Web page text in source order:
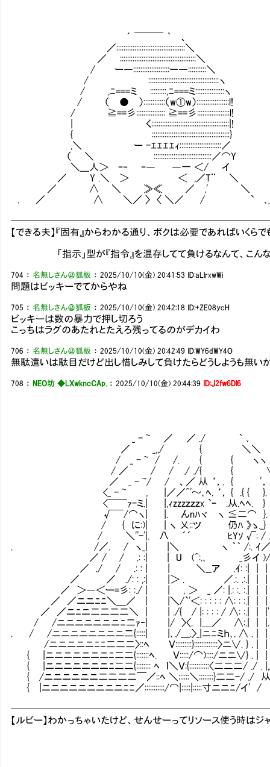
´ ￣￣￣ ｀ 、
／::::::::::::::::::::::::::::::::::::::＼
／ ::::::::::::::::::::::::::::::::::::::::::＼
/ ー―::::::::::::::::::::ー―::::::::::＼
/ :::::::::::::::::::::::::::::::::::::::ヽ
/ ,ﾆ===ミ :::::::::,ﾆ===ミ::::::::::::::::ヽ
/ （ ● ）::::::::::::（w①w）::::::::::::::::::l!
/ ≧==彡:::::::::::::::: ≧==彡::::::::::::::::::l!
| く:::::::::::::::::::::::::::::::::::::::::::|!
{ :::::::::::::::::::::::::::::::::::::::::::}
,＼ ー -ｴｴｴｴｨ:::::::::::::::::::::::／
（ ＼ ::::::::::::::::::::::::::::::::／⌒Y
＼___人＞ ｰ‐ ｰ― ―一 ＜/ イ
／ Y .＼ ＞ ＜ ,／T¨ ＼
／ ∧ ＼ ≫≪ ／ ,' ＼
. ／ ∧ ＼／ 〉 〈 ＼／ / ` ､
【できる夫】『固有』からわかる通り、ボクは必要であればいくら
「指示」型が『指令』を温存してて負けるなんて、こんな
704 ： 名無しさん＠狐板 ：2025/10/10(金) 20:41:53 ID:aLlrxwWi
問題はビッキーでてからやね
705 ： 名無しさん＠狐板 ：2025/10/10(金) 20:42:18 ID:+ZE08ycH
ビッキーは数の暴力で押し切ろう
こっちはラグのあたれとたえろ残ってるのがデカイわ
706 ： 名無しさん＠狐板 ：2025/10/10(金) 20:42:49 ID:WY6dWY4O
無駄遣いは駄目だけど出し惜しみして負けたらどうしようも無い
708 ： NEO坊 ◆LXwkncCAp. ：2025/10/10(金) 20:44:39 ID:J2fw6Dl6
_ - ~ ／ ／ ./ ｀ ､
／ _,,/ { ＼＼
/ _ - ~ / /. { { ヽヽ
/ ／ / / ./ ./{ {
／ _ - ~/ / 、／ 从 ‘，. { '，
<_ - ~ , |／／^'～､ﾍ. ‘， { .{ {
<￣￣ｧ-ミ.| |,ｨzzzｚｚｚx `ｰ .从.ﾍﾍ.
√￣/⌒ヽ| |. んnﾊヾ ヽ ≦二⌒ }.
/ { に:)| | ヽ 乂::ツ 仍ﾊ 》ゝ._} ハ.
/ ＼''-'|. 八 ´´ ﾋYｿ √: /
. /／. / ヽ_| |＼ ヽ ｀｀ /:. ｲ
／ / / .: :| | U (^:.､ _彡イ
／ ./ / .: : | | ＼__ア .ｲ: :| | |
／ ／ ./: : ,:| |＞ . ／.:. .:.| | |
／ ＞―＜ー=彡: :./ | | , ＞ _ ／: |.: :. :.| | |
／ ／ニニﾆﾆ＼＿／ | |＼/`'＜: : : : : ∧: : :.| | |
／ ／ニﾆニ二二二二＼ | | ./{ / |: : : : / ∧: :.| | |'
/ /ニニニニニニニﾆ二ｧ‐| |/ 〉〈. |＿／ ∧:.| |
. / /ニニニニニニニニ二{:::::| |､./___.〉_|ニﾆミｈ､. ∧ . | |
/ニニニニニﾆﾆ二二二〉::ﾍ Ｖ:::::::::}:::::::::::::〉ニ∨. } . | |
{ |ニニニニニニニﾆ二二{:::::::ﾍ. Ｖ:::::/⌒)::::/ニニ∨} . |
{ |ニニニニニニニﾆ二二{:::::::: ﾍ ｌ＼Ｖ:{:::::::::::〈二二二/ ./ .
{ /ニニニニニニ二二二二￣／::ﾍ ＼::::::＼::::::::}二二-/ ./
{ |ニニニニニニニニニﾆﾆ／:::::::::::/⌒|:::::|:::::寸ニニﾆ/イ' /
【ルビー】わかっちゃいたけど、せんせーってリソース使う時はジ